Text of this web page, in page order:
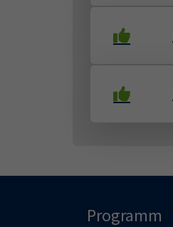
Programm